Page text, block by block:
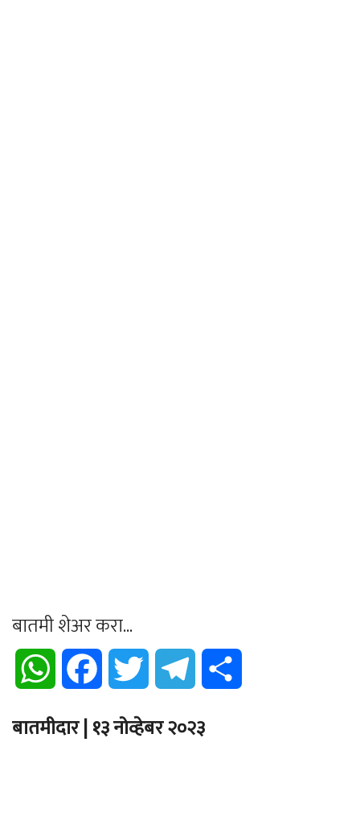
बातमी शेअर करा...
WhatsApp Facebook Twitter Telegram
बातमीदार | १३ नोव्हेबर २०२३